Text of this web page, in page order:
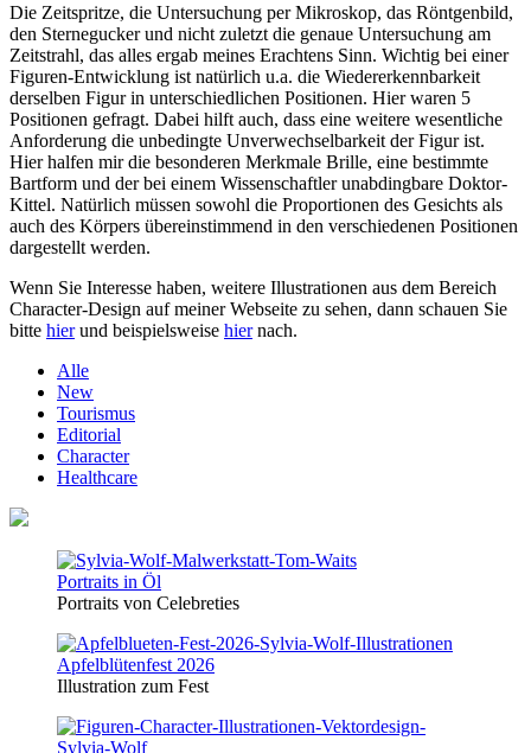
Die Zeitspritze, die Untersuchung per Mikroskop, das Röntgenbild,
den Sternegucker und nicht zuletzt die genaue Untersuchung am
Zeitstrahl, das alles ergab meines Erachtens Sinn. Wichtig bei einer
Figuren-Entwicklung ist natürlich u.a. die Wiedererkennbarkeit
derselben Figur in unterschiedlichen Positionen. Hier waren 5
Positionen gefragt. Dabei hilft auch, dass eine weitere wesentliche
Anforderung die unbedingte Unverwechselbarkeit der Figur ist.
Hier halfen mir die besonderen Merkmale Brille, eine bestimmte
Bartform und der bei einem Wissenschaftler unabdingbare Doktor-
Kittel. Natürlich müssen sowohl die Proportionen des Gesichts als
auch des Körpers übereinstimmend in den verschiedenen Positionen
dargestellt werden.
Wenn Sie Interesse haben, weitere Illustrationen aus dem Bereich
Character-Design auf meiner Webseite zu sehen, dann schauen Sie
bitte hierund beispielsweise hiernach.
Alle
New
Tourismus
Editorial
Character
Healthcare
Portraits in Öl
Portraits von Celebreties
Apfelblütenfest 2026
Illustration zum Fest